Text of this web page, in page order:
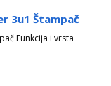
3u1 Štampač
Funkcija i vrsta